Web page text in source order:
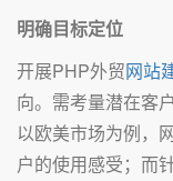
明确目标定位
开展PHP外贸网站
向。需考量潜在客
以欧美市场为例，
户的使用感受；而